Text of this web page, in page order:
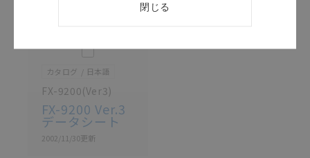
このカタログを選択
カタログ 日本語
FX-9200(Ver3)
FX-9200 Ver.3
データシート
2002/11/30更新
閉じる